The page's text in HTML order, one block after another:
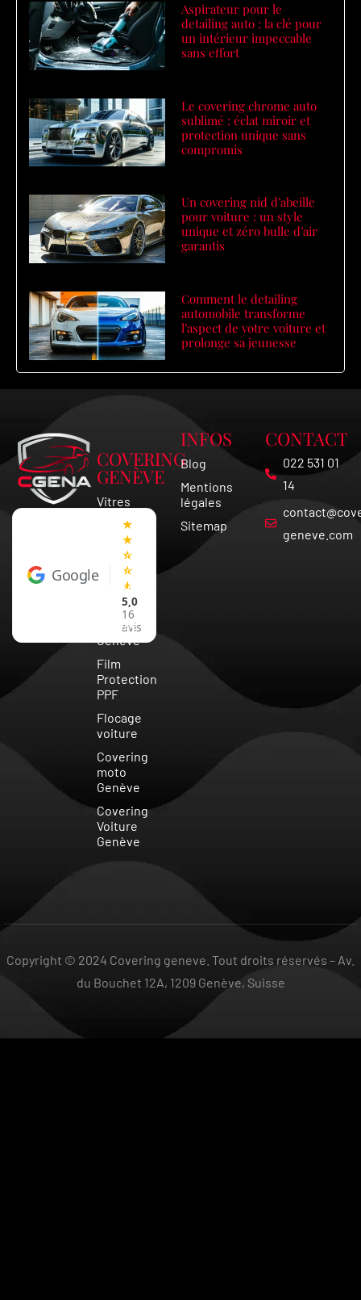
Aspirateur pour le
detailing auto : la clé pour
un intérieur impeccable
sans effort
Le covering chrome auto
sublimé : éclat miroir et
protection unique sans
compromis
Un covering nid d’abeille
pour voiture : un style
unique et zéro bulle d’air
garantis
Comment le detailing
automobile transforme
l’aspect de votre voiture et
prolonge sa jeunesse
Google
★
★
★
★
★
5,0
16
avis
COVERING
GENÈVE
Vitres
Covering
Voiture
Suisse
Vitre
teintée
Genève
Film
Protection
PPF
Flocage
voiture
Covering
moto
Genève
Covering
Voiture
Genève
INFOS
Blog
Mentions
légales
Sitemap
CONTACT
022 531 01
14
geneve.com
Copyright © 2024 Covering geneve. Tout droits réservés – Av.
du Bouchet 12A, 1209 Genève, Suisse